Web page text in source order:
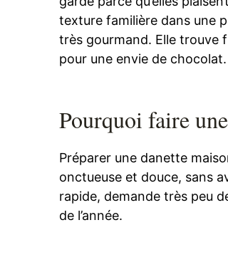
texture familière dans une
très gourmand. Elle trouve
pour une envie de chocolat.
Pourquoi faire
Préparer une danette
onctueuse et douce, sans
rapide, demande très peu
de l’année.